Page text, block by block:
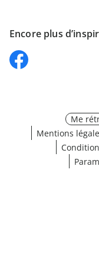
Encore plus
Me
Mentions